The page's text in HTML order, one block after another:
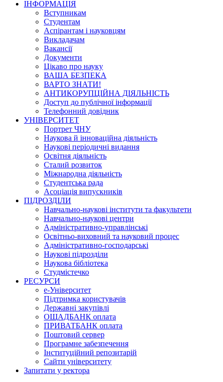
ІНФОРМАЦІЯ
Вступникам
Студентам
Аспірантам і науковцям
Викладачам
Вакансії
Документи
Цікаво про науку
ВАША БЕЗПЕКА
ВАРТО ЗНАТИ!
АНТИКОРУПЦІЙНА ДІЯЛЬНІСТЬ
Доступ до публічної інформації
Телефонний довідник
УНІВЕРСИТЕТ
Портрет ЧНУ
Наукова й інноваційна діяльність
Наукові періодичні видання
Освітня діяльність
Сталий розвиток
Міжнародна діяльність
Студентська рада
Асоціація випускників
ПІДРОЗДІЛИ
Навчально-наукові інститути та факультети
Навчально-наукові центри
Адміністративно-управлінські
Освітньо-виховний та науковий процес
Адміністративно-господарські
Наукові підрозділи
Наукова бібліотека
Студмістечко
РЕСУРСИ
е-Університет
Підтримка користувачів
Державні закупівлі
ОЩАДБАНК оплата
ПРИВАТБАНК оплата
Поштовий сервер
Програмне забезпечення
Інституційний репозитарій
Сайти університету
Запитати у ректора